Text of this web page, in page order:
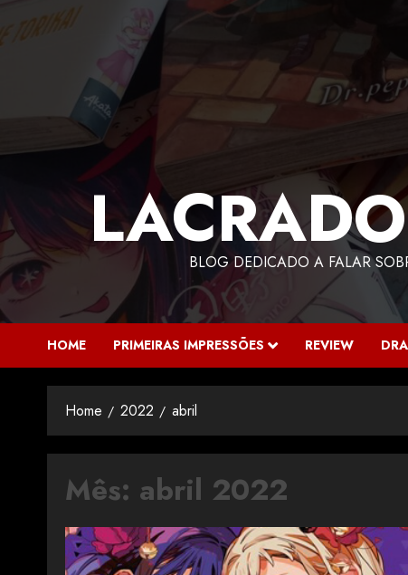
BLOG DEDICADO A FALAR
HOME PRIMEIRAS IMPRESSÕES REVIEW
Home 2022 abril
Mês: abril 2022